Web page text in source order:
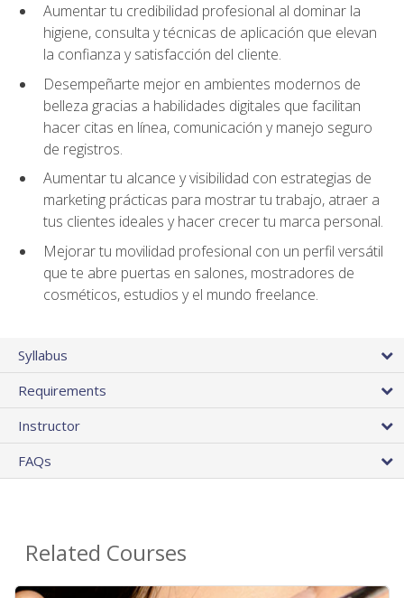
Aumentar tu credibilidad profesional al dominar la
higiene, consulta y técnicas de aplicación que elevan
la confianza y satisfacción del cliente.
Desempeñarte mejor en ambientes modernos de
belleza gracias a habilidades digitales que facilitan
hacer citas en línea, comunicación y manejo seguro
de registros.
Aumentar tu alcance y visibilidad con estrategias de
marketing prácticas para mostrar tu trabajo, atraer a
tus clientes ideales y hacer crecer tu marca personal.
Mejorar tu movilidad profesional con un perfil versátil
que te abre puertas en salones, mostradores de
cosméticos, estudios y el mundo freelance.
Syllabus
Requirements
Instructor
FAQs
Related Courses